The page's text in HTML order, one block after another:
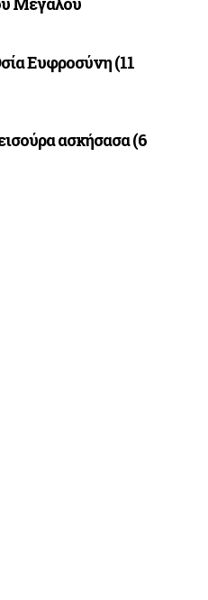
Ευφροσύνη (11
ασκήσασα (6